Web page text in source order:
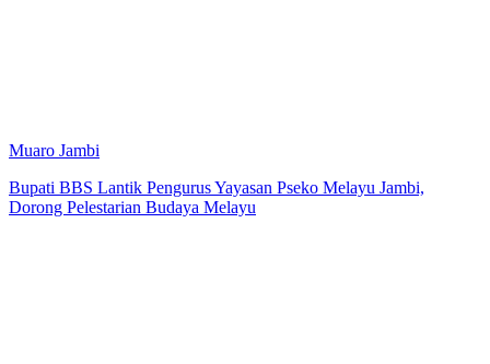
Muaro Jambi
Bupati BBS Lantik Pengurus Yayasan Pseko Melayu Jambi,
Dorong Pelestarian Budaya Melayu